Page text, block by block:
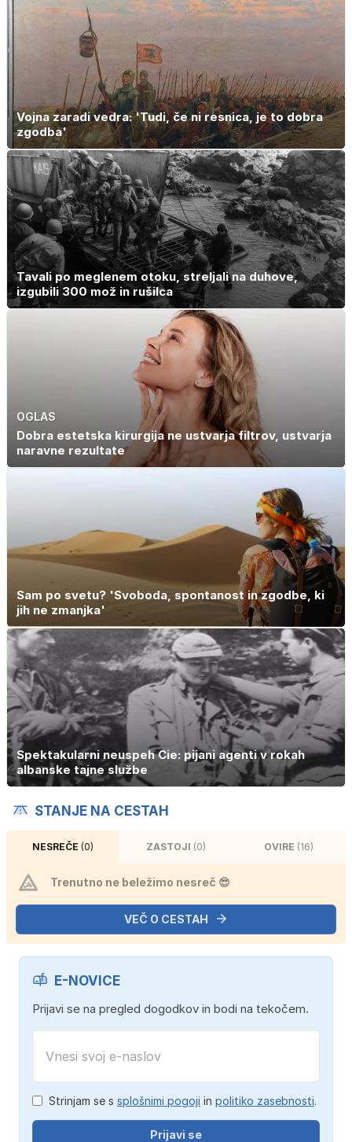
Vojna zaradi vedra: 'Tudi, če ni resnica, je to dobra
zgodba'
Tavali po meglenem otoku, streljali na duhove,
izgubili 300 mož in rušilca
OGLAS
Dobra estetska kirurgija ne ustvarja filtrov, ustvarja
naravne rezultate
Sam po svetu? 'Svoboda, spontanost in zgodbe, ki
jih ne zmanjka'
Spektakularni neuspeh Cie: pijani agenti v rokah
albanske tajne službe
STANJE NA CESTAH
NESREČE (0) ZASTOJI (0) OVIRE (16)
Trenutno ne beležimo nesreč 😎
VEČ O CESTAH
E-NOVICE
Prijavi se na pregled dogodkov in bodi na tekočem.
Strinjam se s splošnimi pogoji in politiko zasebnosti.
Prijavi se